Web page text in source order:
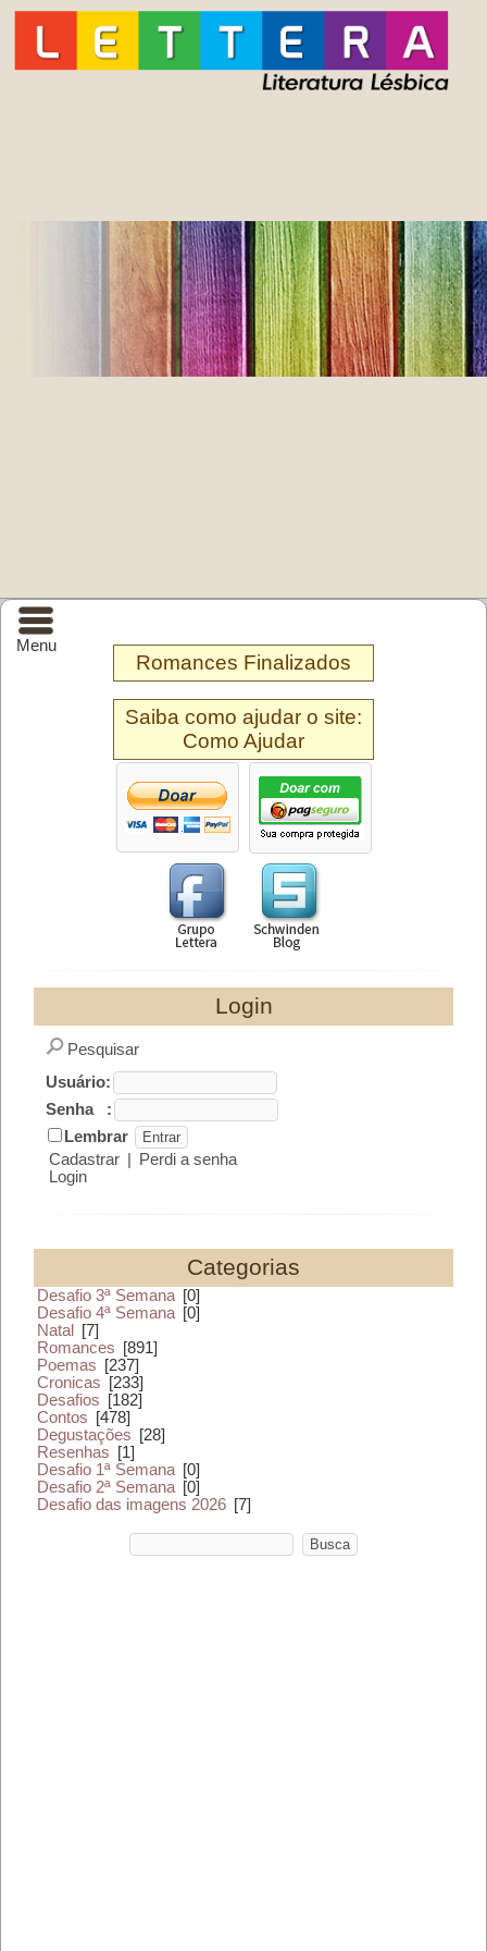
Menu
Romances Finalizados
Saiba como ajudar o site:
Como Ajudar
Login
Pesquisar
Usuário:
Senha :
Lembrar
Cadastrar
Perdi a senha
Login
Categorias
Desafio 3ª Semana [0]
Desafio 4ª Semana [0]
Natal
[7]
Romances
[891]
Poemas
[237]
Cronicas
[233]
Desafios
[182]
Contos
[478]
Degustações
[28]
Resenhas
[1]
Desafio 1ª Semana [0]
Desafio 2ª Semana [0]
Desafio das imagens 2026 [7]